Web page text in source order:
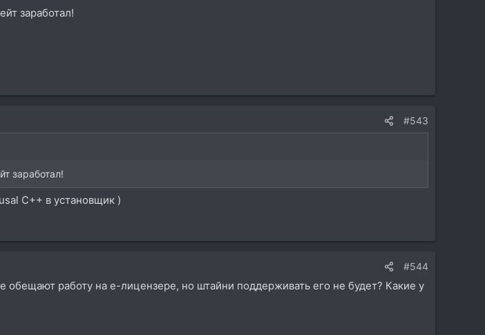
заработал!
#543
заработал!
C++ в установщик )
#544
обещают работу на е-лицензере, но штайни поддерживать его не будет? Какие у